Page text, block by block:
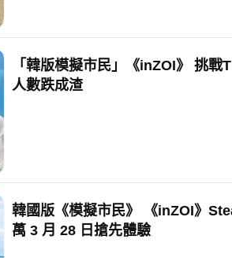
「韓版模擬市民」《inZOI》 挑
人數跌成渣
韓國版《模擬市民》 《inZOI》
萬 3 月 28 日搶先體驗